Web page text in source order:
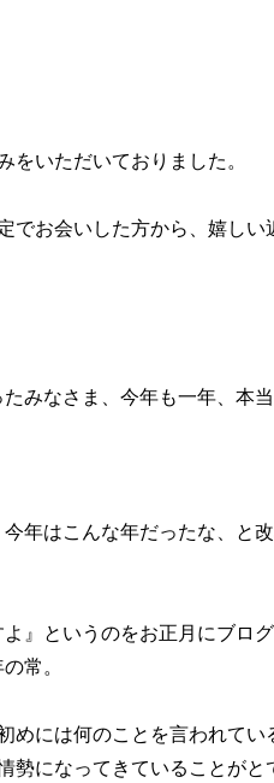
いただいておりました。
でお会いした方から、嬉しい
みなさま、今年も一年、本
年はこんな年だったな、と
』というのをお正月にブロ
常。
めには何のことを言われてい
勢になってきていることがと